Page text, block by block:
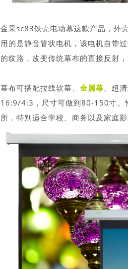
金果sc83铁壳电动幕这款产品，外
用的是静音管状电机，该电机自带
的纹路，改变传统幕布的直接反射
幕布可搭配拉线软幕、 金属幕 、超
16:9/4:3，尺寸可做到80-150寸。
所，特别适合学校、商务以及家庭影